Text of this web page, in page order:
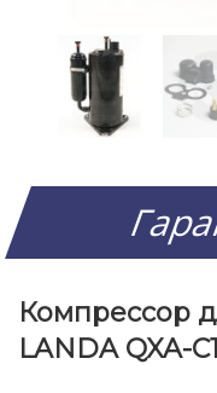
Компрессор
LANDA QXA-